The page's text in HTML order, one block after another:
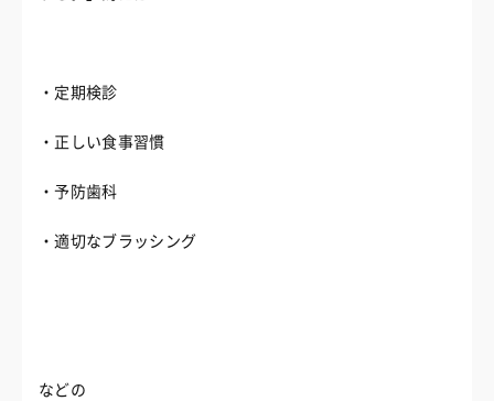
・定期検診
・正しい食事習慣
・予防歯科
・適切なブラッシング
などの